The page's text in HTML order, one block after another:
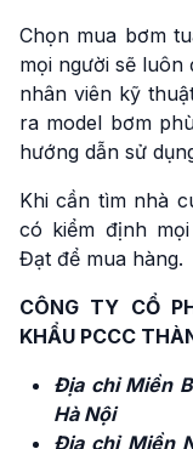
Chọn mua bơm
mọi người sẽ
nhân viên kỹ
ra model bơm
hướng dẫn sử
Khi cần tìm nhà
có kiểm định
Đạt để mua hàng.
CÔNG TY CỔ
KHẨU PCCC
Địa chỉ Miền
Hà Nội
Địa chỉ Miền